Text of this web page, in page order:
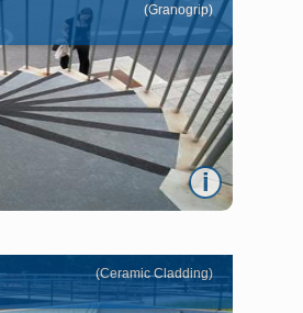
i
(Granogrip)
(Ceramic Cladding)